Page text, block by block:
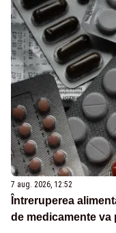
7 aug. 2026, 12:52
Întreruperea
de medicamente